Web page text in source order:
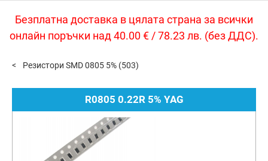
Безплатна доставка в цялата страна за всички
онлайн поръчки над 40.00 € / 78.23 лв. (без ДДС).
Резистори SMD 0805 5% (503)
R0805 0.22R 5% YAG